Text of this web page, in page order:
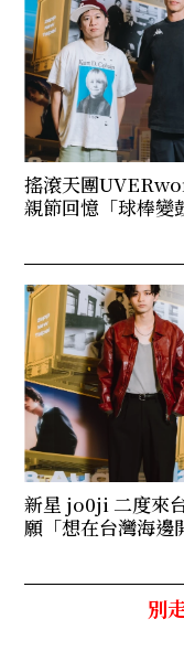
搖滾天團
親節回憶「球棒變
新星 jo0ji 二度來
願「想在台灣海邊
別